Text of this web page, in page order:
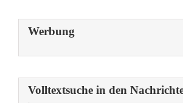
Werbung
Volltextsuche in den